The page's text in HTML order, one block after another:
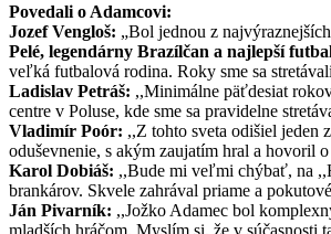
Povedali o Adamcovi:
Jozef Vengloš: „Bol jednou z
Pelé, legendárny Brazílčan a najlepší
veľká futbalová rodina. Roky sme sa
Ladislav Petráš: ,,Minimálne päťdesiat
centre v Poluse, kde sme sa pravidelne
Vladimír Poór: ,,Z tohto sveta odišiel jeden
oduševnenie, s akým zaujatím hral a hovoril
Karol Dobiáš: ,,Bude mi veľmi chýbať, na
brankárov. Skvele zahrával priame a
Ján Pivarník: ,,Jožko Adamec bol
mladších hráčom. Myslím si, že v